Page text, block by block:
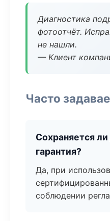
Диагностика
фотоотчёт.
не нашли.
— Клиент
Часто
Сохраняется
гарантия?
Да, при
соблюдении